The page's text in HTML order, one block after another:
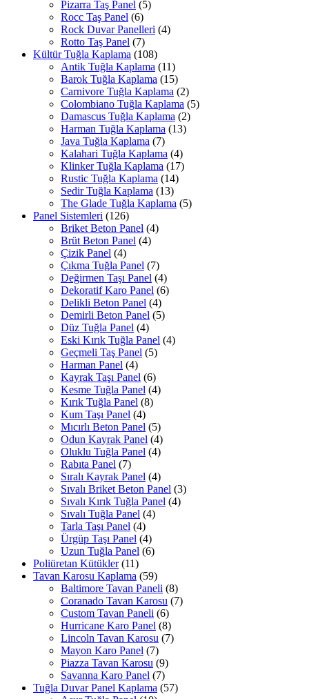
Pizarra Taş Panel (5)
Rocc Taş Panel (6)
Rock Duvar Panelleri (4)
Rotto Taş Panel (7)
Kültür Tuğla Kaplama (108)
Antik Tuğla Kaplama (11)
Barok Tuğla Kaplama (15)
Carnivore Tuğla Kaplama (2)
Colombiano Tuğla Kaplama (5)
Damascus Tuğla Kaplama (2)
Harman Tuğla Kaplama (13)
Java Tuğla Kaplama (7)
Kalahari Tuğla Kaplama (4)
Klinker Tuğla Kaplama (17)
Rustic Tuğla Kaplama (14)
Sedir Tuğla Kaplama (13)
The Glade Tuğla Kaplama (5)
Panel Sistemleri (126)
Briket Beton Panel (4)
Brüt Beton Panel (4)
Çizik Panel (4)
Çıkma Tuğla Panel (7)
Değirmen Taşı Panel (4)
Dekoratif Karo Panel (6)
Delikli Beton Panel (4)
Demirli Beton Panel (5)
Düz Tuğla Panel (4)
Eski Kırık Tuğla Panel (4)
Geçmeli Taş Panel (5)
Harman Panel (4)
Kayrak Taşı Panel (6)
Kesme Tuğla Panel (4)
Kırık Tuğla Panel (8)
Kum Taşı Panel (4)
Mıcırlı Beton Panel (5)
Odun Kayrak Panel (4)
Oluklu Tuğla Panel (4)
Rabıta Panel (7)
Sıralı Kayrak Panel (4)
Sıvalı Briket Beton Panel (3)
Sıvalı Kırık Tuğla Panel (4)
Sıvalı Tuğla Panel (4)
Tarla Taşı Panel (4)
Ürgüp Taşı Panel (4)
Uzun Tuğla Panel (6)
Poliüretan Kütükler (11)
Tavan Karosu Kaplama (59)
Baltimore Tavan Paneli (8)
Coranado Tavan Karosu (7)
Custom Tavan Paneli (6)
Hurricane Karo Panel (8)
Lincoln Tavan Karosu (7)
Mayon Karo Panel (7)
Piazza Tavan Karosu (9)
Savanna Karo Panel (7)
Tuğla Duvar Panel Kaplama (57)